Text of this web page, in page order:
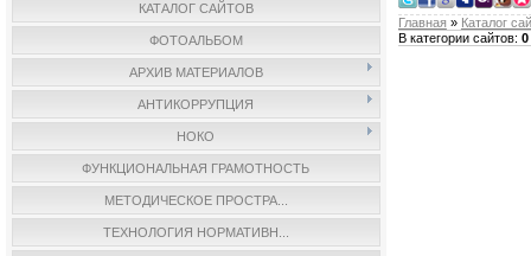
КАТАЛОГ САЙТОВ
ФОТОАЛЬБОМ
АРХИВ МАТЕРИАЛОВ
АНТИКОРРУПЦИЯ
НОКО
ФУНКЦИОНАЛЬНАЯ ГРАМОТНОСТЬ
МЕТОДИЧЕСКОЕ ПРОСТРА...
ТЕХНОЛОГИЯ НОРМАТИВН...
Главная » Каталог
В категории сайтов: 0